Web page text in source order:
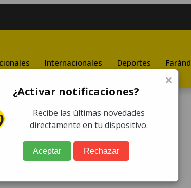
Internacionales Deportes
de "Pasión de
facial
×
¿Activar notificaciones?
Recibe las últimas novedades
directamente en tu dispositivo.
Aceptar Rechazar